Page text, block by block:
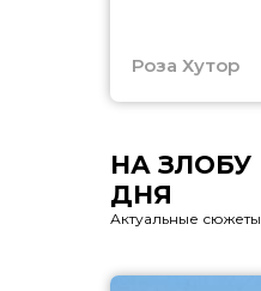
Роза Хутор
НА ЗЛОБУ
ДНЯ
Актуальные сюжеты